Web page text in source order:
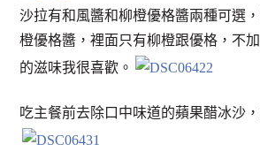
沙拉有和風醬和柳橙優格醬兩種可選
橙優格醬，裡面只有柳橙跟優格，不
的滋味我很喜歡。
吃主餐前去除口中味道的蘋果醋冰沙